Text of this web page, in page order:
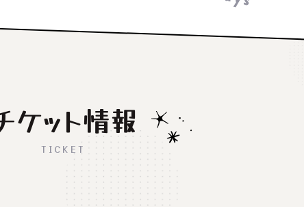
ケット情報
TICKET